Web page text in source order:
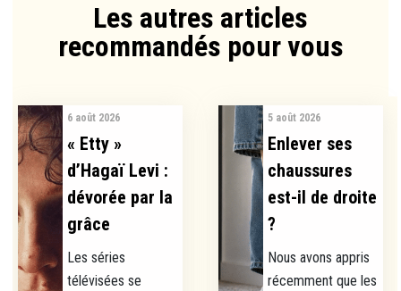
Les autres articles
recommandés pour vous​
6 août 2026
« Etty »
d’Hagaï Levi :
dévorée par la
grâce
Les séries
télévisées se
5 août 2026
Enlever ses
chaussures
est-il de droite
?
Nous avons appris
récemment que les